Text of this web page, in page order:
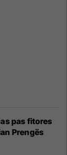
pas fitores
Prengës